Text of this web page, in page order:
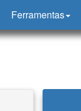
Ferramentas